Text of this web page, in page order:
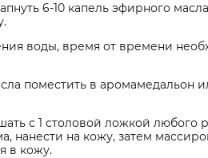
6-10 капель эфирного
воды, время от времени
поместить в аромамедальон
с 1 столовой ложкой любого
нанести на кожу, затем
в кожу.